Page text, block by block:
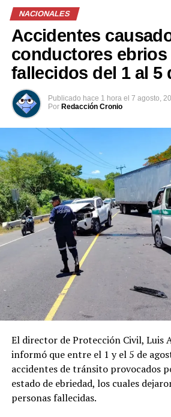
NACIONALES
Accidentes
conductores ebrios
fallecidos del 1 al 5
Publicado hace 1 hora el 7 agosto,
Por Redacción Cronio
El director de Protección Civil, Luis
informó que entre el 1 y el 5 de
accidentes de tránsito provocados
estado de ebriedad, los cuales
personas fallecidas.